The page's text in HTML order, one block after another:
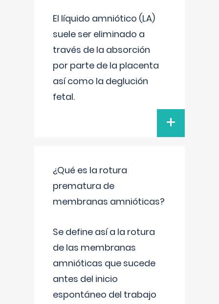
El líquido amniótico (LA)
suele ser eliminado a
través de la absorción
por parte de la placenta
así como la deglución
fetal.
+
¿Qué es la rotura
prematura de
membranas amnióticas?
Se define así a la rotura
de las membranas
amnióticas que sucede
antes del inicio
espontáneo del trabajo